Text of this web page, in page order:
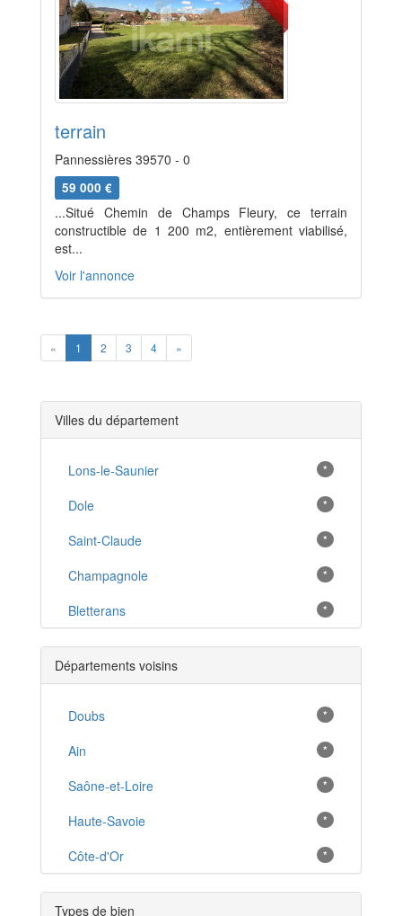
terrain
Pannessières 39570 - 0
59 000 €
...Situé Chemin de Champs Fleury, ce terrain
constructible de 1 200 m2, entièrement viabilisé,
est...
Voir l'annonce
« Previous
1 2 3 4 »
Villes du département
Lons-le-Saunier *
Dole *
Saint-Claude *
Champagnole *
Bletterans *
Chaussin *
Arbois *
Morez *
Mont-sous-Vaudrey *
Salins-les-Bains *
Orgelet *
Chaumergy *
Les Rousses *
Départements voisins
Doubs *
Ain *
Saône-et-Loire *
Haute-Savoie *
Côte-d'Or *
Types de bien